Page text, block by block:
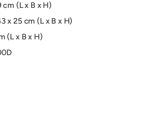
cm (L x B x H)
x 25 cm (L x B x H)
(L x B x H)